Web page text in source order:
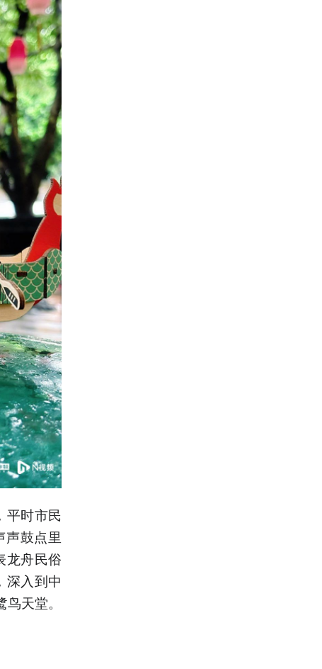
平时市民
声鼓点里
龙舟民俗
深入到中
天堂。